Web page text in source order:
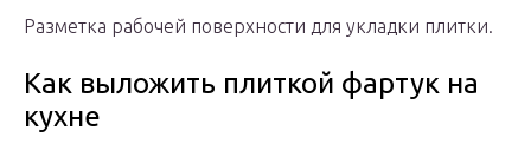
Разметка рабочей поверхности для укладки плитки.
Как выложить плиткой фартук на
кухне